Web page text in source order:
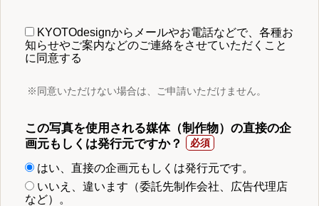
KYOTOdesignからメールやお電話などで、各種お
知らせやご案内などのご連絡をさせていただくこと
に同意する
※同意いただけない場合は、ご申請いただけません。
この写真を使用される媒体（制作物）の直接の企
画元もしくは発行元ですか？
はい、直接の企画元もしくは発行元です。
いいえ、違います（委託先制作会社、広告代理店
など）。